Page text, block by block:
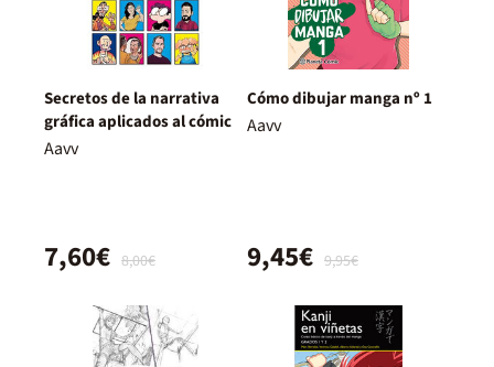
Secretos de la narrativa
gráfica aplicados al cómic
Aavv
8,00€
7,60€
Cómo dibujar manga nº 1
Aavv
9,95€
9,45€